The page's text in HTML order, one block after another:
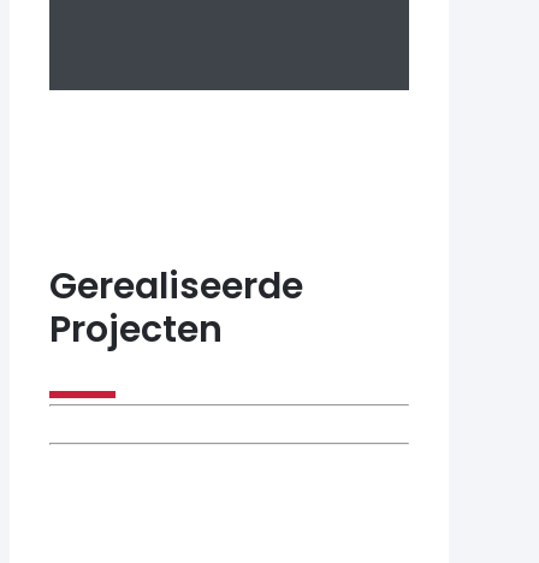
Gerealiseerde
Projecten